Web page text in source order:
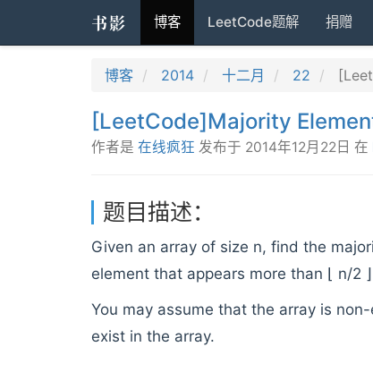
书影 博客 LeetCode题解 捐赠
博客 2014 十二月 22
[LeetCode]Majority
作者是 在线疯狂 发布于 2014年12月22日 在
题目描述：
Given an array of size n, find the
element that appears more than ⌊ n/2
You may assume that the array is
exist in the array.